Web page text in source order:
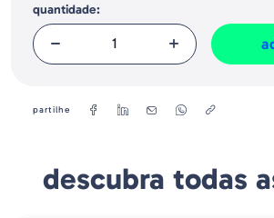
quantidade:
partilhe
descubra todas